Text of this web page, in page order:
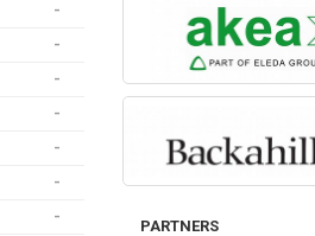
-
-
-
-
-
-
-
PARTNERS